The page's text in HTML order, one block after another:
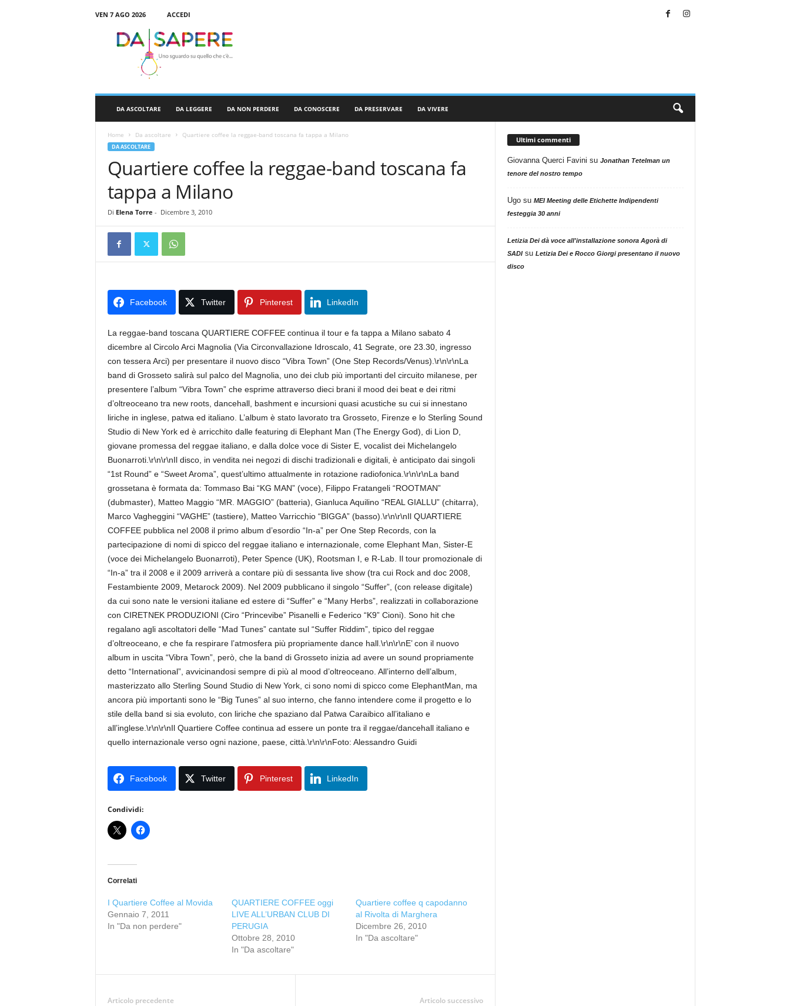
VEN 7 AGO 2026
ACCEDI
DA ASCOLTARE DA LEGGERE DA NON PERDERE DA CONOSCERE DA PRESERVARE DA VIVERE
Home Da ascoltare Quartiere coffee la reggae-band toscana fa tappa a Milano
DA ASCOLTARE
Quartiere coffee la reggae-band toscana fa
tappa a Milano
Di Elena Torre - Dicembre 3, 2010
Facebook Twitter Pinterest LinkedIn
La reggae-band toscana QUARTIERE COFFEE continua il tour e fa tappa a Milano sabato 4
dicembre al Circolo Arci Magnolia (Via Circonvallazione Idroscalo, 41 Segrate, ore 23.30, ingresso
con tessera Arci) per presentare il nuovo disco “Vibra Town” (One Step Records/Venus).\r\n\r\nLa
band di Grosseto salirà sul palco del Magnolia, uno dei club più importanti del circuito milanese, per
presentere l’album “Vibra Town” che esprime attraverso dieci brani il mood dei beat e dei ritmi
d’oltreoceano tra new roots, dancehall, bashment e incursioni quasi acustiche su cui si innestano
liriche in inglese, patwa ed italiano. L’album è stato lavorato tra Grosseto, Firenze e lo Sterling Sound
Studio di New York ed è arricchito dalle featuring di Elephant Man (The Energy God), di Lion D,
giovane promessa del reggae italiano, e dalla dolce voce di Sister E, vocalist dei Michelangelo
Buonarroti.\r\n\r\nIl disco, in vendita nei negozi di dischi tradizionali e digitali, è anticipato dai singoli
“1st Round” e “Sweet Aroma”, quest’ultimo attualmente in rotazione radiofonica.\r\n\r\nLa band
grossetana è formata da: Tommaso Bai “KG MAN” (voce), Filippo Fratangeli “ROOTMAN”
(dubmaster), Matteo Maggio “MR. MAGGIO” (batteria), Gianluca Aquilino “REAL GIALLU” (chitarra),
Marco Vagheggini “VAGHE” (tastiere), Matteo Varricchio “BIGGA” (basso).\r\n\r\nIl QUARTIERE
COFFEE pubblica nel 2008 il primo album d’esordio “In-a” per One Step Records, con la
partecipazione di nomi di spicco del reggae italiano e internazionale, come Elephant Man, Sister-E
(voce dei Michelangelo Buonarroti), Peter Spence (UK), Rootsman I, e R-Lab. Il tour promozionale di
“In-a” tra il 2008 e il 2009 arriverà a contare più di sessanta live show (tra cui Rock and doc 2008,
Festambiente 2009, Metarock 2009). Nel 2009 pubblicano il singolo “Suffer”, (con release digitale)
da cui sono nate le versioni italiane ed estere di “Suffer” e “Many Herbs”, realizzati in collaborazione
con CIRETNEK PRODUZIONI (Ciro “Princevibe” Pisanelli e Federico “K9” Cioni). Sono hit che
regalano agli ascoltatori delle “Mad Tunes” cantate sul “Suffer Riddim”, tipico del reggae
d’oltreoceano, e che fa respirare l’atmosfera più propriamente dance hall.\r\n\r\nE’ con il nuovo
album in uscita “Vibra Town”, però, che la band di Grosseto inizia ad avere un sound propriamente
detto “International”, avvicinandosi sempre di più al mood d’oltreoceano. All’interno dell’album,
masterizzato allo Sterling Sound Studio di New York, ci sono nomi di spicco come ElephantMan, ma
ancora più importanti sono le “Big Tunes” al suo interno, che fanno intendere come il progetto e lo
stile della band si sia evoluto, con liriche che spaziano dal Patwa Caraibico all’italiano e
all’inglese.\r\n\r\nIl Quartiere Coffee continua ad essere un ponte tra il reggae/dancehall italiano e
quello internazionale verso ogni nazione, paese, città.\r\n\r\nFoto: Alessandro Guidi
Facebook Twitter Pinterest LinkedIn
Condividi:
Correlati
I Quartiere Coffee al Movida
Gennaio 7, 2011
In "Da non perdere"
QUARTIERE COFFEE oggi
LIVE ALL’URBAN CLUB DI
PERUGIA
Ottobre 28, 2010
In "Da ascoltare"
Quartiere coffee q capodanno
al Rivolta di Marghera
Dicembre 26, 2010
In "Da ascoltare"
Articolo precedente Articolo successivo
Ultimi commenti
Giovanna Querci Favini su Jonathan Tetelman un
tenore del nostro tempo
Ugosu MEI Meeting delle Etichette Indipendenti
festeggia 30 anni
Letizia Dei dà voce all'installazione sonora Agorà di
SADIsu Letizia Dei e Rocco Giorgi presentano il nuovo
disco